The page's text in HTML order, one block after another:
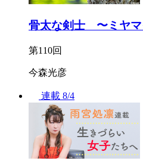
骨太な剣士 〜ミヤマ
第110回
今森光彦
連載 8/4